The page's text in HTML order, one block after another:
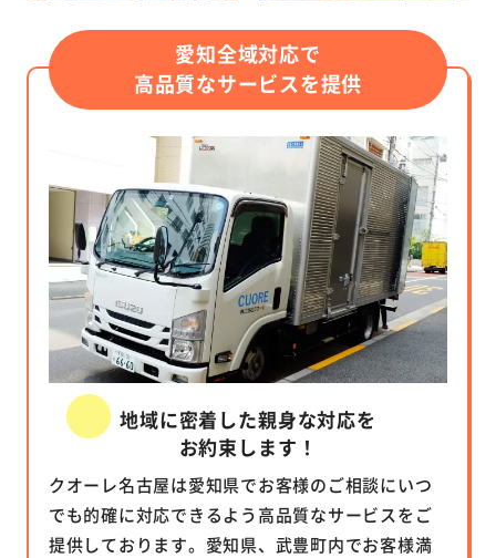
愛知全域対応で
高品質なサービスを提供
地域に密着した親身な対応を
お約束します！
クオーレ名古屋は愛知県でお客様のご相談にいつ
でも的確に対応できるよう高品質なサービスをご
提供しております。愛知県、武豊町内でお客様満